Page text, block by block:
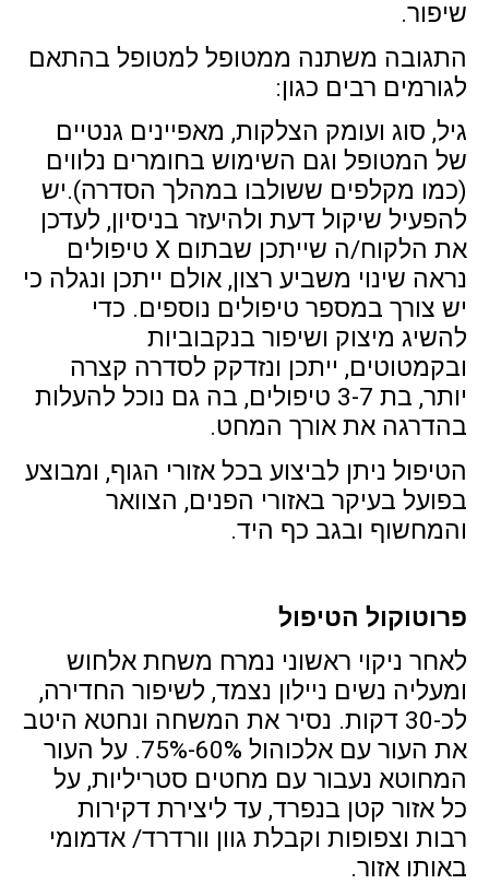
שיפור.
התגובה משתנה ממטופל למטופל בהתאם
לגורמים רבים כגון:
גיל, סוג ועומק הצלקות, מאפיינים גנטיים
של המטופל וגם השימוש בחומרים נלווים
(כמו מקלפים ששולבו במהלך הסדרה).יש
להפעיל שיקול דעת ולהיעזר בניסיון, לעדכן
את הלקוח/ה שייתכן שבתום X טיפולים
נראה שינוי משביע רצון, אולם ייתכן ונגלה כי
יש צורך במספר טיפולים נוספים. כדי
להשיג מיצוק ושיפור בנקבוביות
ובקמטוטים, ייתכן ונזדקק לסדרה קצרה
יותר, בת 3-7 טיפולים, בה גם נוכל להעלות
בהדרגה את אורך המחט.
הטיפול ניתן לביצוע בכל אזורי הגוף, ומבוצע
בפועל בעיקר באזורי הפנים, הצוואר
והמחשוף ובגב כף היד.
פרוטוקול הטיפול
לאחר ניקוי ראשוני נמרח משחת אלחוש
ומעליה נשים ניילון נצמד, לשיפור החדירה,
לכ-30 דקות. נסיר את המשחה ונחטא היטב
את העור עם אלכוהול 60%-75%. על העור
המחוטא נעבור עם מחטים סטריליות, על
כל אזור קטן בנפרד, עד ליצירת דקירות
רבות וצפופות וקבלת גוון וורדרד/ אדמומי
באותו אזור.